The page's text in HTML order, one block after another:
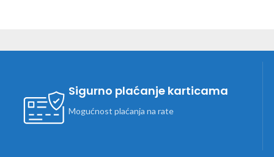
Sigurno plaćanje karticama
Mogućnost plaćanja na rate